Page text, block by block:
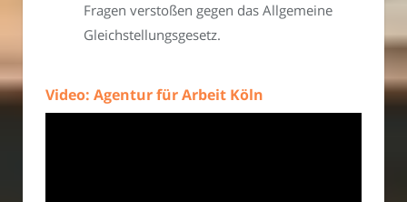
Fragen verstoßen gegen das Allgemeine
Gleichstellungsgesetz.
Video: Agentur für Arbeit Köln